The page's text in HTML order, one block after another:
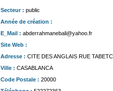
Secteur : public
Année de création :
E_Mail : abderrahmanebali@yahoo.fr
Site Web :
Adresse : CITE DES ANGLAIS RUE
Ville : CASABLANCA
Code Postale : 20000